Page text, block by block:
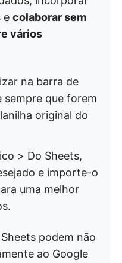
e colaborar sem
vários
na barra de
que forem
original do
> Do Sheets,
e importe-o
uma melhor
podem não
ao Google